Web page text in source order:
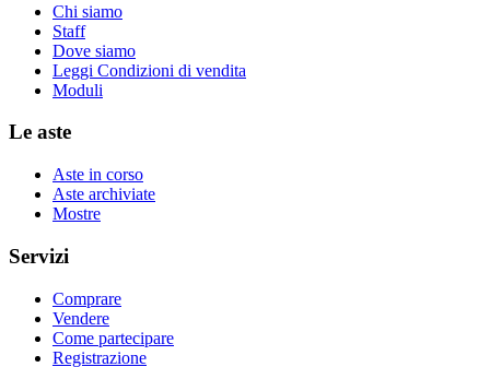
Chi siamo
Staff
Dove siamo
Leggi Condizioni di vendita
Moduli
Le aste
Aste in corso
Aste archiviate
Mostre
Servizi
Comprare
Vendere
Come partecipare
Registrazione